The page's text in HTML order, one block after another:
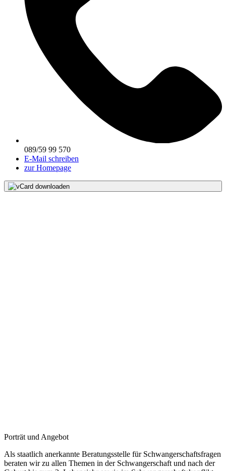
089/59 99 570
E-Mail schreiben
zur Homepage
vCard downloaden
Porträt und Angebot
Als staatlich anerkannte Beratungsstelle für Schwangerschaftsfragen
beraten wir zu allen Themen in der Schwangerschaft und nach der